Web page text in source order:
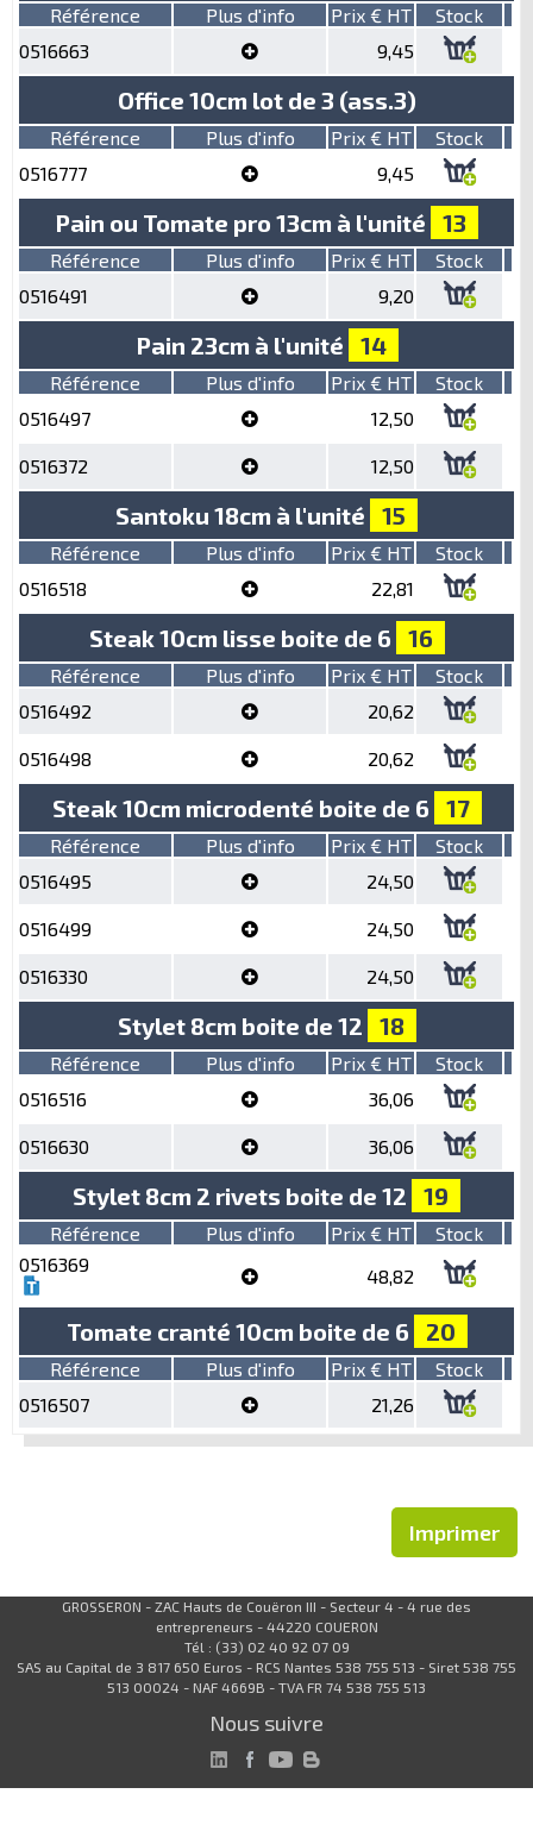
Référence Plus d'info Prix € HT
Stock
0516663
9,45
Office 10cm lot de 3 (ass.3)
Référence Plus d'info Prix € HT
Stock
0516777
9,45
Pain ou Tomate pro 13cm à l'unité 13
Référence Plus d'info Prix € HT
Stock
0516491
9,20
Pain 23cm à l'unité 14
Référence Plus d'info Prix € HT
Stock
0516497
12,50
0516372 12,50
Santoku 18cm à l'unité 15
Référence Plus d'info Prix € HT
Stock
0516518
22,81
Steak 10cm lisse boite de 6 16
Référence Plus d'info Prix € HT
Stock
0516492
20,62
0516498 20,62
Steak 10cm microdenté boite de 6 17
Référence Plus d'info Prix € HT
Stock
0516495
24,50
0516499 24,50
0516330 24,50
Stylet 8cm boite de 12 18
Référence Plus d'info Prix € HT
Stock
0516516
36,06
0516630 36,06
Stylet 8cm 2 rivets boite de 12 19
Référence Plus d'info Prix € HT
Stock
0516369
48,82
Tomate cranté 10cm boite de 6 20
Référence Plus d'info Prix € HT
Stock
0516507
21,26
Imprimer
GROSSERON - ZAC Hauts de Couëron III - Secteur 4 - 4 rue des
entrepreneurs - 44220 COUERON
Tél : (33) 02 40 92 07 09
SAS au Capital de 3 817 650 Euros - RCS Nantes 538 755 513 - Siret 538 755
513 00024 - NAF 4669B - TVA FR 74 538 755 513
Nous suivre